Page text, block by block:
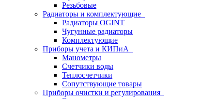
Резьбовые
Радиаторы и комплектующие
Радиаторы OGINT
Чугунные радиаторы
Комплектующие
Приборы учета и КИПиА
Манометры
Счетчики воды
Теплосчетчики
Сопутствующие товары
Приборы очистки и регулирования